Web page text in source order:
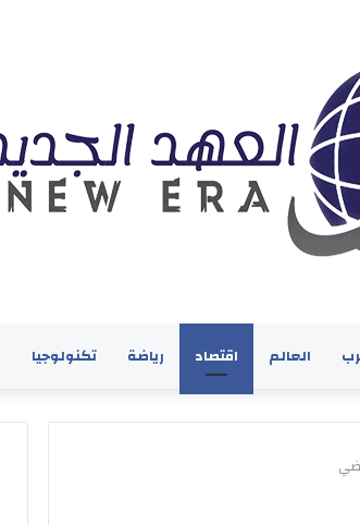
العالم اقتصاد رياضة تكنولوجيا